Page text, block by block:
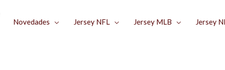
Novedades Jersey NFL Jersey MLB Jersey